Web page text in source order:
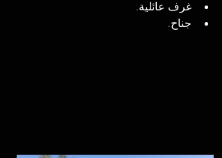
غرف عائلية.
جناح.